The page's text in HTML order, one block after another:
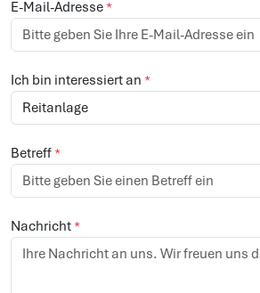
Nachname*
E-Mail-Adresse
Ich bin interessiert an*
Betreff*